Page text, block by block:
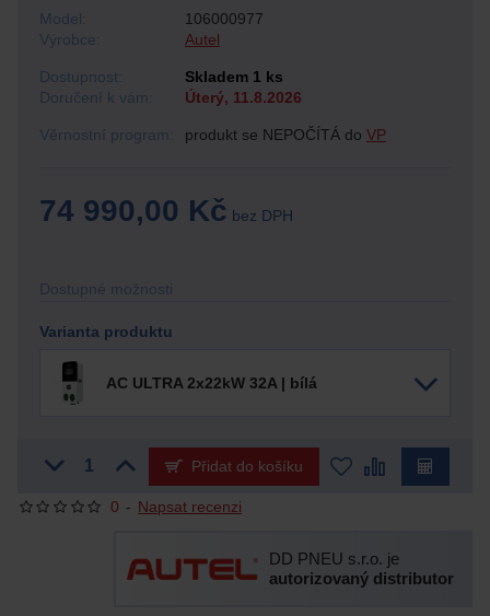
0 - Napsat recenzi
74 990,00 Kč bez DPH
Věrnostní program: produkt se NEPOČÍTÁ do VP
Dostupnost:
Skladem 1 ks
Doručení k vám:
Úterý, 11.8.2026
Výrobce: Autel
Model: 106000977
Dostupné možnosti
Varianta produktu
AC ULTRA 2x22kW 32A | bílá
Přidat do košíku
DD PNEU s.r.o. je
autorizovaný distributor